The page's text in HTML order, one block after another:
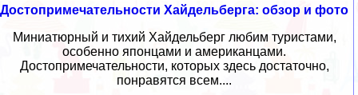
Достопримечательности Хайдельберга: обзор и фото
Миниатюрный и тихий Хайдельберг любим туристами,
особенно японцами и американцами.
Достопримечательности, которых здесь достаточно,
понравятся всем....